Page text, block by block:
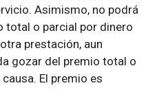
Asimismo, no podrá
total o parcial por dinero
prestación, aun
gozar del premio total o
El premio es